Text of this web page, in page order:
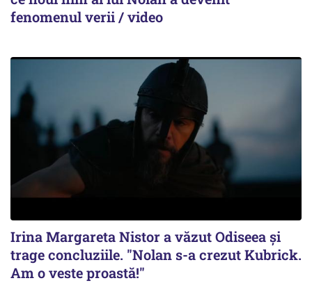
fenomenul verii / video
Irina Margareta Nistor a văzut Odiseea şi
trage concluziile. "Nolan s-a crezut Kubrick.
Am o veste proastă!"